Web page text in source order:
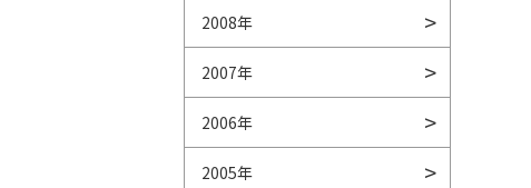
2008年
2007年
2006年
2005年